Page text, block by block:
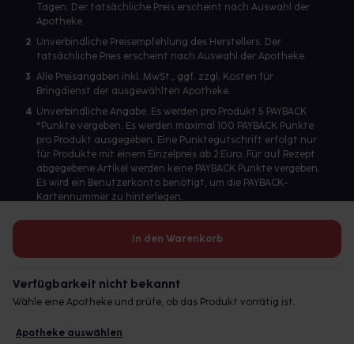
In den Warenkorb
Verfügbarkeit nicht bekannt
Wähle eine Apotheke und prüfe, ob das Produkt vorrätig ist.
Apotheke auswählen
Tagen. Der tatsächliche Preis erscheint nach Auswahl der
Apotheke.
2 Unverbindliche Preisempfehlung des Herstellers. Der
tatsächliche Preis erscheint nach Auswahl der Apotheke.
3
Alle Preisangaben inkl. MwSt., ggf. zzgl. Kosten für
Bringdienst der ausgewählten Apotheke.
4 Unverbindliche Angabe. Es werden pro Produkt 5 PAYBACK
°Punkte vergeben. Es werden maximal 100 PAYBACK Punkte
pro Produkt ausgegeben. Eine Punktegutschrift erfolgt nur
für Produkte mit einem Einzelpreis ab 2 Euro. Für auf Rezept
abgegebene Artikel werden keine PAYBACK Punkte vergeben.
Es wird ein Benutzerkonto benötigt, um die PAYBACK-
Kartennummer zu hinterlegen.
© 2026 gesund.de GmbH & Co. KG